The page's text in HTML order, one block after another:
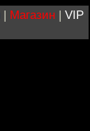
| Магазин | VIP